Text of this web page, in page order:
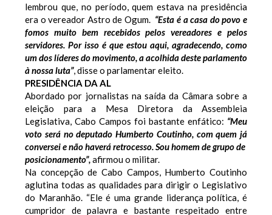
lembrou que, no período, quem estava na presidência
era o vereador Astro de Ogum. “Esta é a casa do povo e
fomos muito bem recebidos pelos vereadores e pelos
servidores. Por isso é que estou aqui, agradecendo, como
um dos líderes do movimento, a acolhida deste parlamento
à nossa luta”, disse o parlamentar eleito.
PRESIDÊNCIA DA AL
Abordado por jornalistas na saída da Câmara sobre a
eleição para a Mesa Diretora da Assembleia
Legislativa, Cabo Campos foi bastante enfático: “Meu
voto será no deputado Humberto Coutinho, com quem já
conversei e não haverá retrocesso. Sou homem de grupo de
posicionamento”, afirmou o militar.
Na concepção de Cabo Campos, Humberto Coutinho
aglutina todas as qualidades para dirigir o Legislativo
do Maranhão. “Ele é uma grande liderança política, é
cumpridor de palavra e bastante respeitado entre